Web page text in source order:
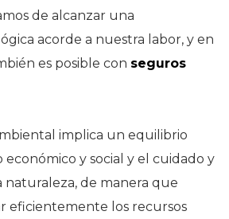
de alcanzar una
acorde a nuestra labor, y en
es posible con seguros
implica un equilibrio
y social y el cuidado y
naturaleza, de manera que
eficientemente los recursos